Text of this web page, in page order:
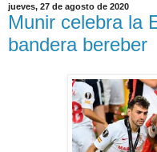
jueves, 27 de agosto de 2020
Munir celebra la
bandera bereber